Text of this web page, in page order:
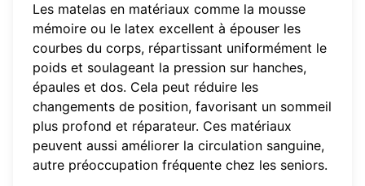
Les matelas en matériaux comme la mousse
mémoire ou le latex excellent à épouser les
courbes du corps, répartissant uniformément le
poids et soulageant la pression sur hanches,
épaules et dos. Cela peut réduire les
changements de position, favorisant un sommeil
plus profond et réparateur. Ces matériaux
peuvent aussi améliorer la circulation sanguine,
autre préoccupation fréquente chez les seniors.